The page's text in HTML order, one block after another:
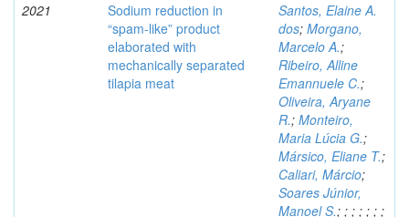
2021
Sodium reduction in
“spam-like” product
elaborated with
mechanically separated
tilapia meat
Santos, Elaine A.
dos; Morgano,
Marcelo A.;
Ribeiro, Alline
Emannuele C.;
Oliveira, Aryane
R.; Monteiro,
Maria Lúcia G.;
Mársico, Eliane T.;
Caliari, Márcio;
Soares Júnior,
Manoel S.; ; ; ; ; ; ;